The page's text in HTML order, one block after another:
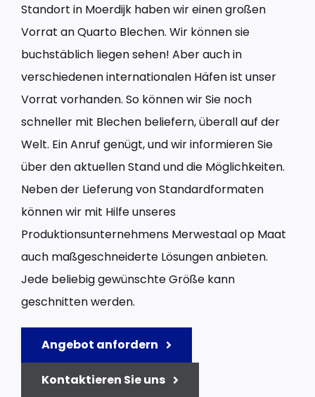
Standort in Moerdijk haben wir einen großen
Vorrat an Quarto Blechen. Wir können sie
buchstäblich liegen sehen! Aber auch in
verschiedenen internationalen Häfen ist unser
Vorrat vorhanden. So können wir Sie noch
schneller mit Blechen beliefern, überall auf der
Welt. Ein Anruf genügt, und wir informieren Sie
über den aktuellen Stand und die Möglichkeiten.
Neben der Lieferung von Standardformaten
können wir mit Hilfe unseres
Produktionsunternehmens Merwestaal op Maat
auch maßgeschneiderte Lösungen anbieten.
Jede beliebig gewünschte Größe kann
geschnitten werden.
Angebot anfordern
Kontaktieren Sie uns